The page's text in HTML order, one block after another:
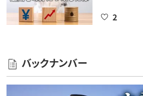
2
バックナンバー